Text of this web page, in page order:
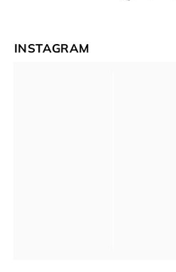
INSTAGRAM